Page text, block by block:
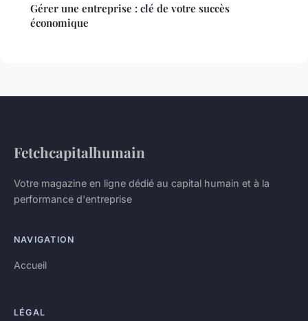
Gérer une entreprise : clé de votre succès
économique
Fetchcapitalhumain
Votre magazine en ligne dédié au capital humain et à la
performance d'entreprise
NAVIGATION
Accueil
LÉGAL